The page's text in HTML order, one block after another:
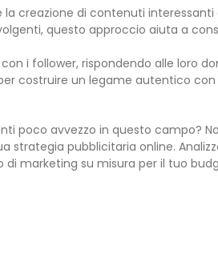
la creazione di contenuti interessanti
questo approccio aiuta a
i follower, rispondendo alle loro
costruire un legame autentico con
poco avvezzo in questo campo?
strategia pubblicitaria online.
marketing su misura per il tuo